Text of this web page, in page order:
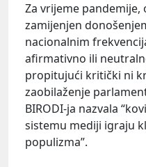
Za vrijeme
zamijenjen
nacionalnim
afirmativno ili
propitujući kritički ni
zaobilaženje
BIRODI-ja nazvala
sistemu mediji igraju
populizma”.